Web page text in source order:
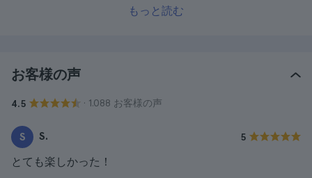
もっと読む
お客様の声
4.5 · 1.088 お客様の声
S S. 5
とても楽しかった！